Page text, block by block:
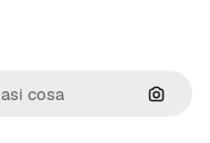
Cerca